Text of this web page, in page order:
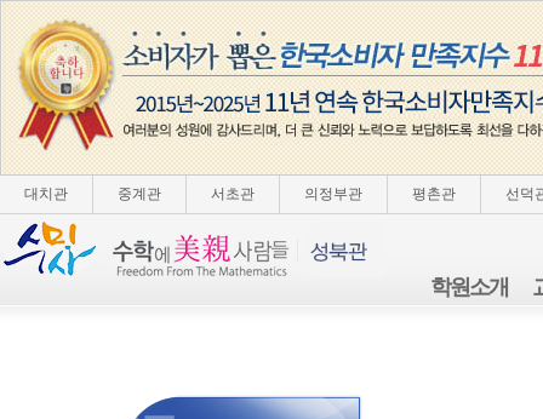
대치관 중계관 서초관 의정부관 평촌관 선덕
학원소개